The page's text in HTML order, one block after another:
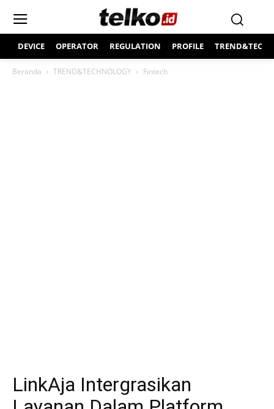
DEVICE OPERATOR REGULATION PROFILE
Beranda TREND&TECHNOLOGY Fintech
LinkAja Intergrasikan